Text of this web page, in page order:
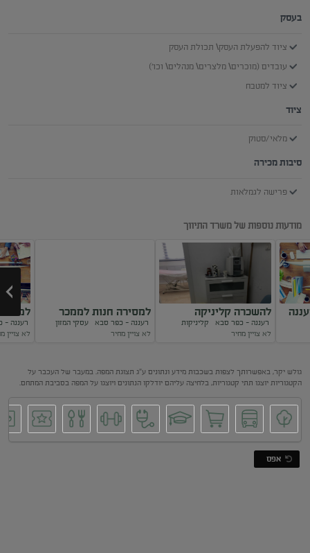
בעסק
ציוד להפעלת העסק\ תכולת העסק
עובדים (מוכרים\ מלצרים\ מנהלים\ וכו')
ציוד למטבח
ציוד
מלאי/סטוק
סיבות מכירה
פרישה לגמלאות
מודעות נוספות של משרד התיווך
להשכרה קליניקה
ברעננה, קוסמטיקה,
רעננה - כפר סבא קליניקות
לא צויין מחיר
למסירה חנות לממכר
פלפל ברעננה
רעננה - כפר סבא עסקי המזון
לא צויין מחיר
רעננה
לא צויין
גולש יקר, באפשרותך לצפות בשכבות מידע ונתונים ע"ג תצוגת המפה. במעבר של העכבר על
הקטגוריות יוצגו תתי קטגוריות, בלחיצה עליהם יודלקו הנתונים ויוצגו על המפה בסביבת המתחם.
אפס